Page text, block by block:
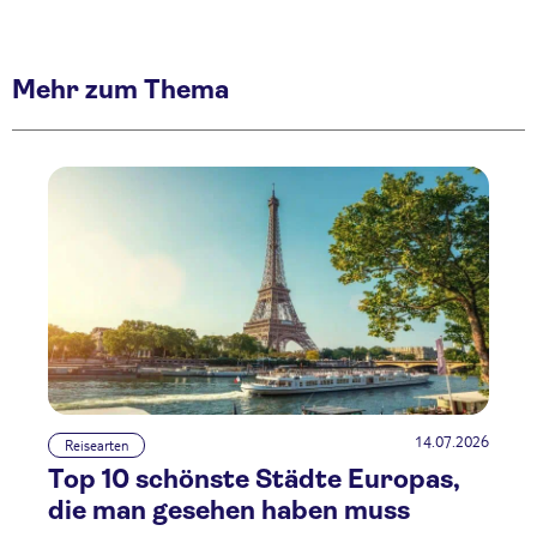
Mehr zum Thema
Reisearten 14.07.2026
Top 10 schönste Städte Europas,
die man gesehen haben muss